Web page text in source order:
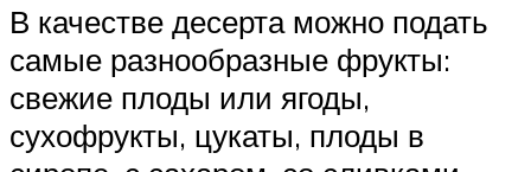
В качестве десерта можно подать
самые разнообразные фрукты:
свежие плоды или ягоды,
сухофрукты, цукаты, плоды в